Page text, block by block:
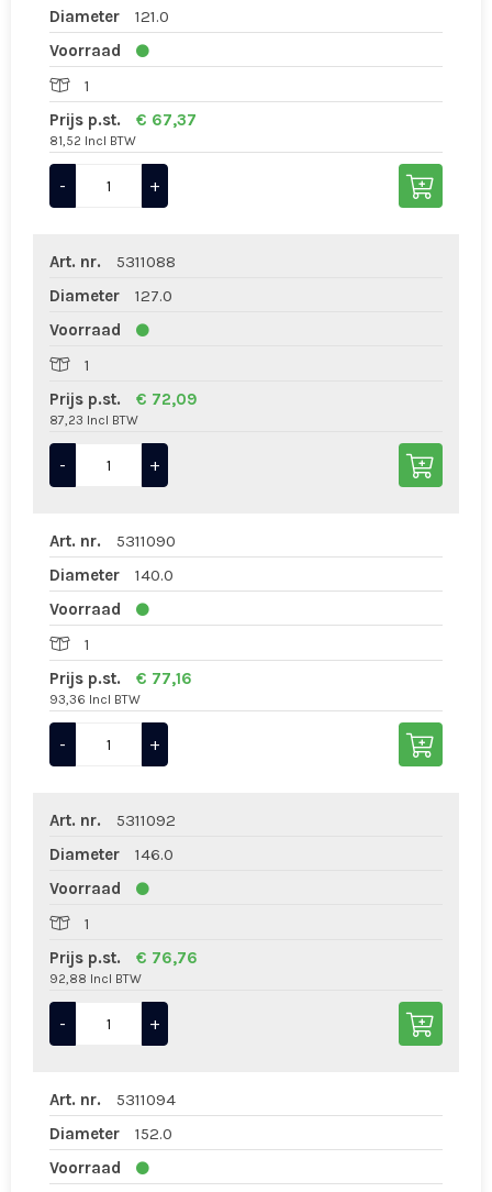
Diameter
121.0
Voorraad
1
Prijs p.st.
€ 67,37
81,52 Incl BTW
- +
Art. nr.
5311088
Diameter
127.0
Voorraad
1
Prijs p.st.
€ 72,09
87,23 Incl BTW
- +
Art. nr.
5311090
Diameter
140.0
Voorraad
1
Prijs p.st.
€ 77,16
93,36 Incl BTW
- +
Art. nr.
5311092
Diameter
146.0
Voorraad
1
Prijs p.st.
€ 76,76
92,88 Incl BTW
- +
Art. nr.
5311094
Diameter
152.0
Voorraad